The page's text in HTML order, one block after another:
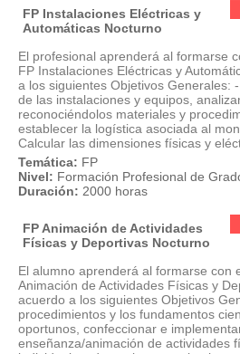
FP Instalaciones Eléctricas y
Automáticas Nocturno
El profesional aprenderá al formarse
FP Instalaciones Eléctricas y
a los siguientes Objetivos Generales:
de las instalaciones y equipos,
reconociéndolos materiales y
establecer la logística asociada al
Calcular las dimensiones físicas y
Temática: FP
Nivel: Formación Profesional de
Duración: 2000 horas
FP Animación de Actividades
Físicas y Deportivas Nocturno
El alumno aprenderá al formarse con
Animación de Actividades Físicas y
acuerdo a los siguientes Objetivos
procedimientos y los fundamentos
oportunos, confeccionar e
enseñanza/animación de actividades